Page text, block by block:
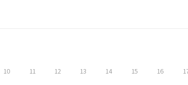
10 11 12 13 14 15 16